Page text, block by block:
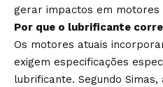
gerar impactos em motores
Por que o lubrificante
Os motores atuais
exigem especificações
lubrificante. Segundo